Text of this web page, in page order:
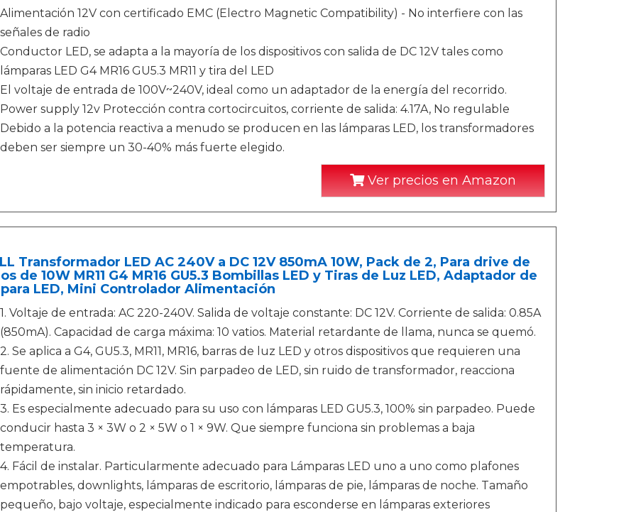
Alimentación 12V con certificado EMC (Electro Magnetic Compatibility) - No interfiere con las
señales de radio
Conductor LED, se adapta a la mayoría de los dispositivos con salida de DC 12V tales como
lámparas LED G4 MR16 GU5.3 MR11 y tira del LED
El voltaje de entrada de 100V~240V, ideal como un adaptador de la energía del recorrido.
Power supply 12v Protección contra cortocircuitos, corriente de salida: 4.17A, No regulable
Debido a la potencia reactiva a menudo se producen en las lámparas LED, los transformadores
deben ser siempre un 30-40% más fuerte elegido.
Ver precios en Amazon
Transformador LED AC 240V a DC 12V 850mA 10W, Pack de 2, Para drive de
de 10W MR11 G4 MR16 GU5.3 Bombillas LED y Tiras de Luz LED, Adaptador de
LED, Mini Controlador Alimentación
1. Voltaje de entrada: AC 220-240V. Salida de voltaje constante: DC 12V. Corriente de salida: 0.85A
(850mA). Capacidad de carga máxima: 10 vatios. Material retardante de llama, nunca se quemó.
2. Se aplica a G4, GU5.3, MR11, MR16, barras de luz LED y otros dispositivos que requieren una
fuente de alimentación DC 12V. Sin parpadeo de LED, sin ruido de transformador, reacciona
rápidamente, sin inicio retardado.
3. Es especialmente adecuado para su uso con lámparas LED GU5.3, 100% sin parpadeo. Puede
conducir hasta 3 × 3W o 2 × 5W o 1 × 9W. Que siempre funciona sin problemas a baja
temperatura.
4. Fácil de instalar. Particularmente adecuado para Lámparas LED uno a uno como plafones
empotrables, downlights, lámparas de escritorio, lámparas de pie, lámparas de noche. Tamaño
pequeño, bajo voltaje, especialmente indicado para esconderse en lámparas exteriores